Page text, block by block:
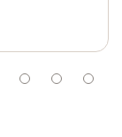
NavegaçãoNavegação